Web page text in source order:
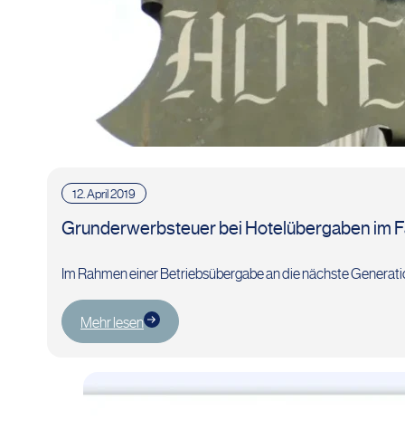
12. April 2019
Grunderwerbsteuer bei Hotelübergaben im
Im Rahmen einer Betriebsübergabe an die nächste
Mehr lesen